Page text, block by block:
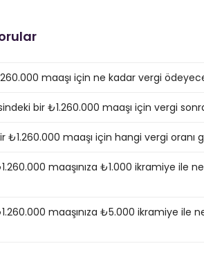
maaşı için ne kadar vergi
bir ₺1.260.000 maaşı için vergi
₺1.260.000 maaşı için hangi vergi oranı
maaşınıza ₺1.000 ikramiye ile
maaşınıza ₺5.000 ikramiye ile